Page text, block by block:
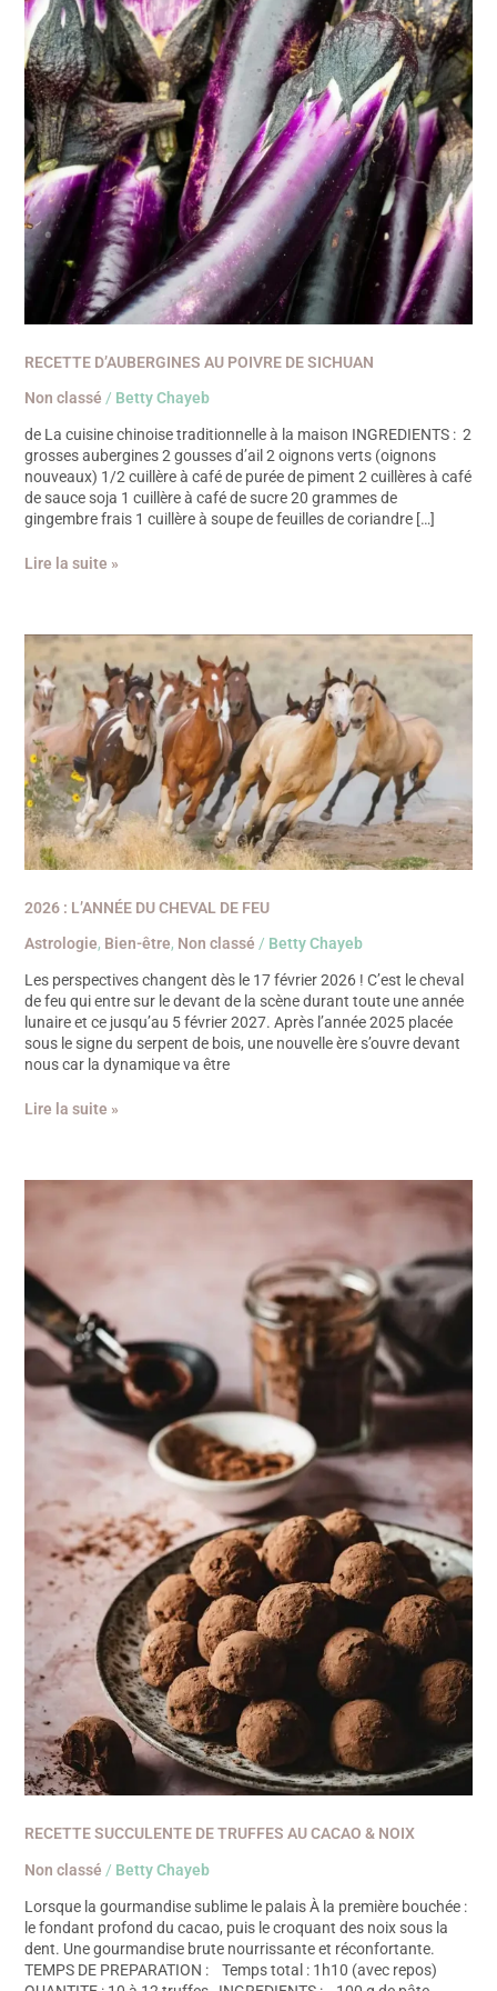
RECETTE D’AUBERGINES AU POIVRE DE SICHUAN
Non classé / Betty Chayeb
de La cuisine chinoise traditionnelle à la maison INGREDIENTS : 2
grosses aubergines 2 gousses d’ail 2 oignons verts (oignons
nouveaux) 1/2 cuillère à café de purée de piment 2 cuillères à café
de sauce soja 1 cuillère à café de sucre 20 grammes de
gingembre frais 1 cuillère à soupe de feuilles de coriandre […]
Lire la suite »
2026 : L’ANNÉE DU CHEVAL DE FEU
Astrologie, Bien-être, Non classé / Betty Chayeb
Les perspectives changent dès le 17 février 2026 ! C’est le cheval
de feu qui entre sur le devant de la scène durant toute une année
lunaire et ce jusqu’au 5 février 2027. Après l’année 2025 placée
sous le signe du serpent de bois, une nouvelle ère s’ouvre devant
nous car la dynamique va être
2026
L’année
du
Cheval
de
Feu
Lire la suite »
RECETTE SUCCULENTE DE TRUFFES AU CACAO & NOIX
Non classé / Betty Chayeb
Lorsque la gourmandise sublime le palais À la première bouchée :
le fondant profond du cacao, puis le croquant des noix sous la
dent. Une gourmandise brute nourrissante et réconfortante.
TEMPS DE PREPARATION : Temps total : 1h10 (avec repos)
Recette
succulente
de
au
Cacao
&
Noix